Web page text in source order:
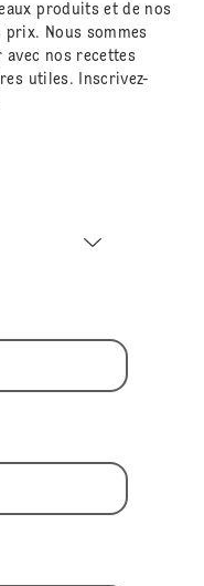
produits et de nos
prix. Nous sommes
avec nos recettes
utiles. Inscrivez-